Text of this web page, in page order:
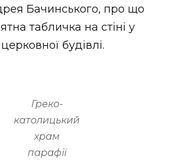
Бачинського, про що
табличка на стіні у
будівлі.
Греко-
католицький
храм
парафії